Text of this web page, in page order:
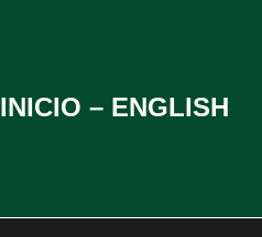
INICIO – ENGLISH